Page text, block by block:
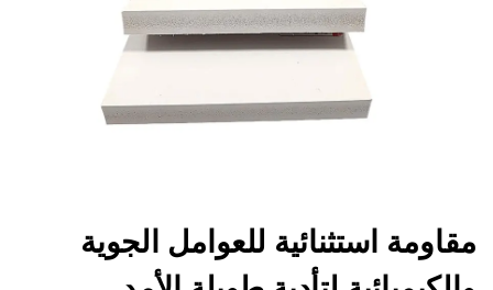
مقاومة استثنائية للعوامل الجوية